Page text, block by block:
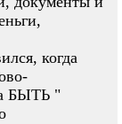
когда
БЫТЬ "